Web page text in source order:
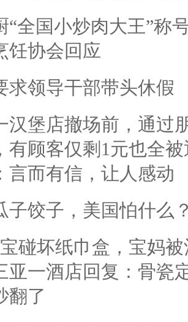
“全国小炒肉大王”称
饪协会回应
求领导干部带头休假
汉堡店撤场前，通过
有顾客仅剩1元也全
言而有信，让人感动
子饺子，美国怕什么
碰坏纸巾盒，宝妈
亚一酒店回复：骨瓷
翻了